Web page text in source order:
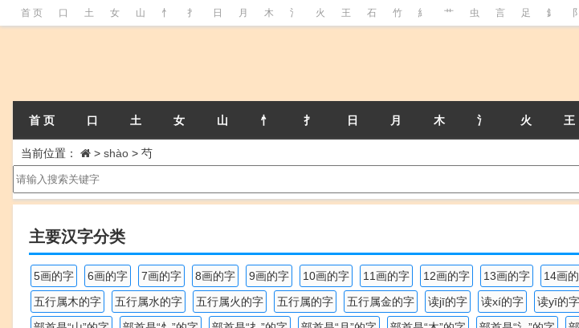
首 页 口 土 女 山 忄 扌 日 月 木 氵 火 王 石 竹 糹 艹 虫 言 足 釒 阝
首 页 口 土 女 山 忄 扌 日 月 木 氵 火 王
当前位置： > shào > 芍
主要汉字分类
5画的字 6画的字 7画的字 8画的字 9画的字 10画的字 11画的字 12画的字 13画的字 14画
五行属木的字
五行属水的字 五行属火的字 五行属的字 五行属金的字 读jī的字 读xí的字 读yī的字